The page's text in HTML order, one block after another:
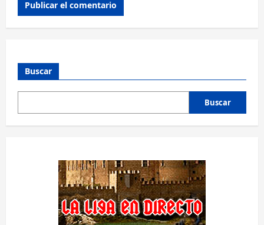
Buscar
Buscar